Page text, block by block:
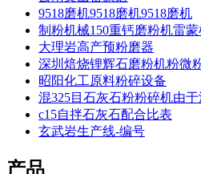
9518磨机9518磨机9518磨机
制粉机械150重钙磨粉机雷蒙
大理岩高产预粉磨器
深圳焙烧锂辉石磨粉机粉微
昭阳化工原料粉碎设备
混325目石灰石粉粉碎机由
c15自拌石灰石配合比表
玄武岩生产线-编号
产品